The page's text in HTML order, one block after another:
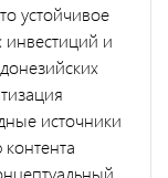
устойчивое
инвестиций и
источники